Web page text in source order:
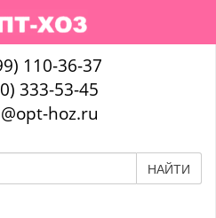
110-36-37
333-53-45
hoz.ru
НАЙТИ